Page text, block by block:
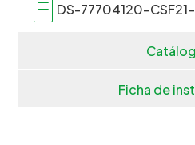
Ficha de
DS-77704120-